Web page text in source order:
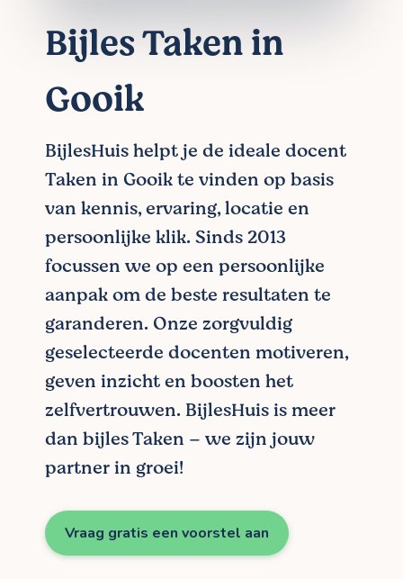
Bijles Taken in
Gooik
BijlesHuis helpt je de ideale docent
Taken in Gooik te vinden op basis
van kennis, ervaring, locatie en
persoonlijke klik. Sinds 2013
focussen we op een persoonlijke
aanpak om de beste resultaten te
garanderen. Onze zorgvuldig
geselecteerde docenten motiveren,
geven inzicht en boosten het
zelfvertrouwen. BijlesHuis is meer
dan bijles Taken – we zijn jouw
partner in groei!
Vraag gratis een voorstel aan